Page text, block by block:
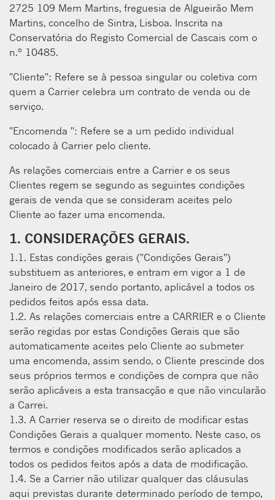
2725 109 Mem Martins, freguesia de Algueirão Mem
Martins, concelho de Sintra, Lisboa. Inscrita na
Conservatória do Registo Comercial de Cascais com o
n.º 10485.
"Cliente": Refere se à pessoa singular ou coletiva com
quem a Carrier celebra um contrato de venda ou de
serviço.
"Encomenda ": Refere se a um pedido individual
colocado à Carrier pelo cliente.
As relações comerciais entre a Carrier e os seus
Clientes regem se segundo as seguintes condições
gerais de venda que se consideram aceites pelo
Cliente ao fazer uma encomenda.
1. CONSIDERAÇÕES GERAIS.
1.1. Estas condições gerais ("Condições Gerais")
substituem as anteriores, e entram em vigor a 1 de
Janeiro de 2017, sendo portanto, aplicável a todos os
pedidos feitos após essa data.
1.2. As relações comerciais entre a CARRIER e o Cliente
serão regidas por estas Condições Gerais que são
automaticamente aceites pelo Cliente ao submeter
uma encomenda, assim sendo, o Cliente prescinde dos
seus próprios termos e condições de compra que não
serão aplicáveis a esta transacção e que não vincularão
a Carrei.
1.3. A Carrier reserva se o direito de modificar estas
Condições Gerais a qualquer momento. Neste caso, os
termos e condições modificados serão aplicados a
todos os pedidos feitos após a data de modificação.
1.4. Se a Carrier não utilizar qualquer das cláusulas
aqui previstas durante determinado período de tempo,